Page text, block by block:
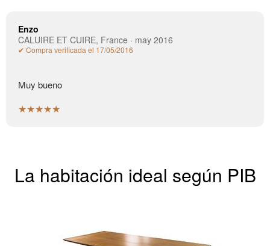
Enzo
CALUIRE ET CUIRE, France · may 2016
✔ Compra verificada el 17/05/2016
Muy bueno
★★★★★
La habitación ideal según PIB